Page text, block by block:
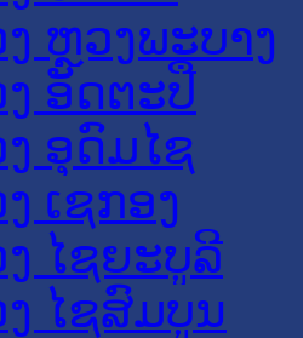
ຫຼວງພະບາງ
ອັດຕະປື
ອຸດົມໄຊ
ເຊກອງ
ໄຊຍະບູລີ
ໄຊສົມບູນ